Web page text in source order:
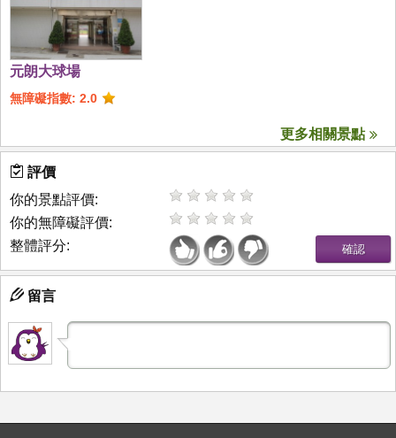
元朗大球場
無障礙指數: 2.0
更多相關景點
評價
你的景點評價:
你的無障礙評價:
整體評分:
留言